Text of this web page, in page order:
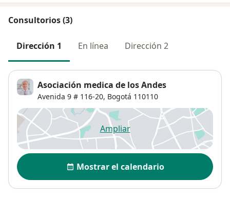
Consultorios (3)
Dirección 1 En línea Dirección 2
Asociación medica de los Andes
Avenida 9 # 116-20, Bogotá 110110
Ampliarse abre en una nueva
Disponibilidad
Mostrar el calendario